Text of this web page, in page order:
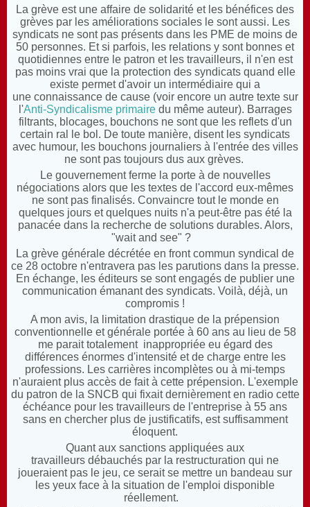
La grève est une affaire de solidarité et les bénéfices des
grèves par les améliorations sociales le sont aussi. Les
syndicats ne sont pas présents dans les PME de moins de
50 personnes. Et si parfois, les relations y sont bonnes et
quotidiennes entre le patron et les travailleurs, il n'en est
pas moins vrai que la protection des syndicats quand elle
existe permet d'avoir un intermédiaire qui a
une connaissance de cause (voir encore un autre texte sur
l'Anti-Syndicalisme primairedu même auteur). Barrages
filtrants, blocages, bouchons ne sont que les reflets d'un
certain ral le bol. De toute manière, disent les syndicats
avec humour, les bouchons journaliers à l'entrée des villes
ne sont pas toujours dus aux grèves.
Le gouvernement ferme la porte à de nouvelles
négociations alors que les textes de l'accord eux-mêmes
ne sont pas finalisés. Convaincre tout le monde en
quelques jours et quelques nuits n'a peut-être pas été la
panacée dans la recherche de solutions durables. Alors,
"wait and see" ?
La grève générale décrétée en front commun syndical de
ce 28 octobre n'entravera pas les parutions dans la presse.
En échange, les éditeurs se sont engagés de publier une
communication émanant des syndicats. Voilà, déjà, un
compromis !
A mon avis, la limitation drastique de la prépension
conventionnelle et générale portée à 60 ans au lieu de 58
me parait totalement inappropriée eu égard des
différences énormes d'intensité et de charge entre les
professions. Les carrières incomplètes ou à mi-temps
n'auraient plus accès de fait à cette prépension. L'exemple
du patron de la SNCB qui fixait dernièrement en radio cette
échéance pour les travailleurs de l'entreprise à 55 ans
sans en chercher plus de justificatifs, est suffisamment
éloquent.
Quant aux sanctions appliquées aux
travailleurs débauchés par la restructuration qui ne
joueraient pas le jeu, ce serait se mettre un bandeau sur
les yeux face à la situation de l'emploi disponible
réellement.